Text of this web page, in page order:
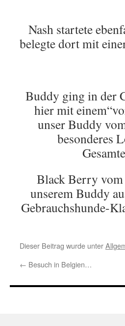
Nash startete
belegte dort mit
Buddy ging in der
hier mit
unser Buddy
besonderes
Black Berry vom
unserem Buddy
Gebrauchshunde-
Dieser Beitrag wurde unter
← Besuch in Belgien…